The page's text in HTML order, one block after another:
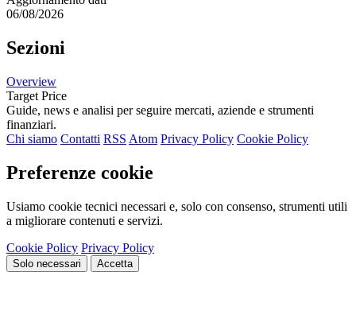
06/08/2026
Sezioni
Overview
Target Price
Guide, news e analisi per seguire mercati, aziende e strumenti
finanziari.
Chi siamo Contatti RSS Atom Privacy Policy Cookie Policy
Preferenze cookie
Usiamo cookie tecnici necessari e, solo con consenso, strumenti utili
a migliorare contenuti e servizi.
Cookie Policy Privacy Policy
Solo necessari Accetta